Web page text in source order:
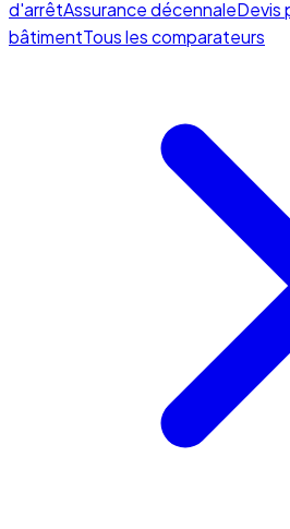
d'arrêtAssurance décennaleDevis
bâtimentTous les comparateurs